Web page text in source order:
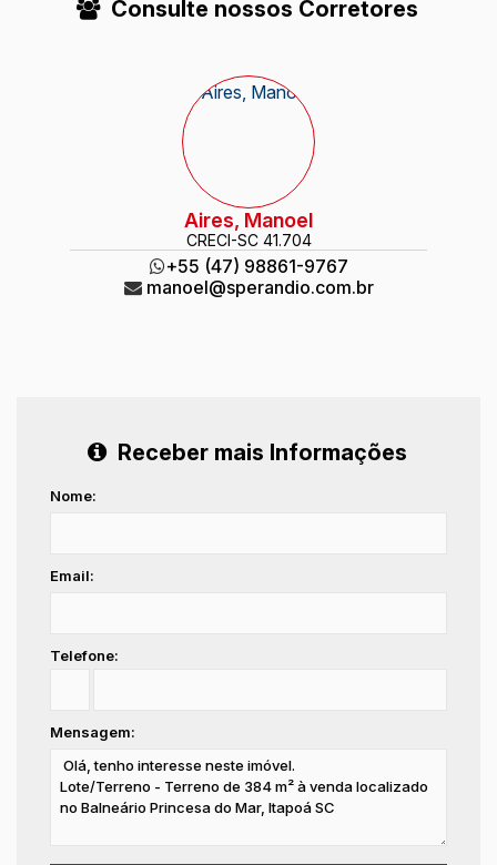
Consulte nossos Corretores
Aires, Manoel
CRECI-SC 41.704
+55 (47) 98861-9767
manoel@sperandio.com.br
Receber mais Informações
Nome:
Email:
Telefone:
Mensagem: